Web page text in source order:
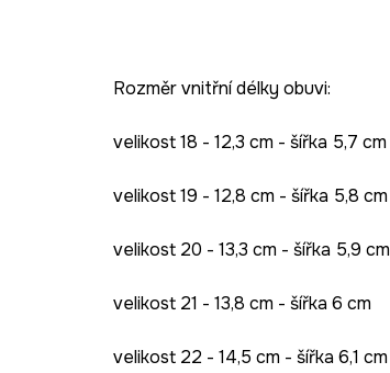
Rozměr vnitřní délky obuvi:
velikost 18 - 12,3 cm - šířka 5,7 cm
velikost 19 - 12,8 cm - šířka 5,8 cm
velikost 20 - 13,3 cm - šířka 5,9 cm
velikost 21 - 13,8 cm - šířka 6 cm
velikost 22 - 14,5 cm - šířka 6,1 cm